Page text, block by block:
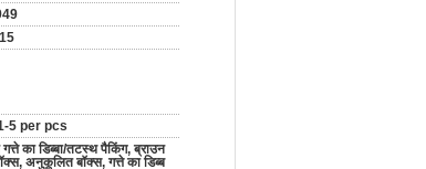
5 per pcs
का डिब्बा/तटस्थ पैकिंग, ब्राउन
अनुकूलित बॉक्स, गत्ते का डिब्ब